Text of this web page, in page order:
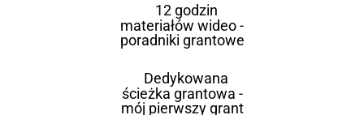
12 godzin
materiałów wideo -
poradniki grantowe
Dedykowana
ścieżka grantowa -
mój pierwszy grant